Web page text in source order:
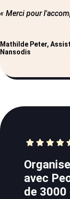
« Merci pour
Mathilde Peter,
Nansodis
avec
de